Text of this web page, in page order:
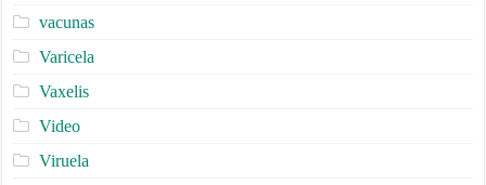
vacunas
Varicela
Vaxelis
Video
Viruela